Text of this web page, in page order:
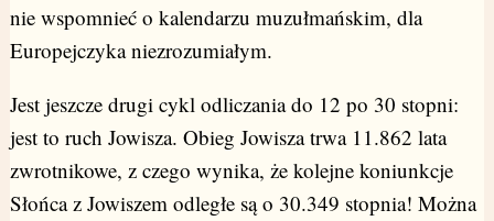
nie wspomnieć o kalendarzu muzułmańskim, dla
Europejczyka niezrozumiałym.
Jest jeszcze drugi cykl odliczania do 12 po 30 stopni:
jest to ruch Jowisza. Obieg Jowisza trwa 11.862 lata
zwrotnikowe, z czego wynika, że kolejne koniunkcje
Słońca z Jowiszem odległe są o 30.349 stopnia! Można